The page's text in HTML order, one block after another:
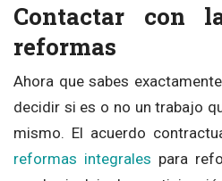
Contactar con
reformas
Ahora que sabes
decidir si es o no un trabajo
mismo. El acuerdo
reformas integrales para